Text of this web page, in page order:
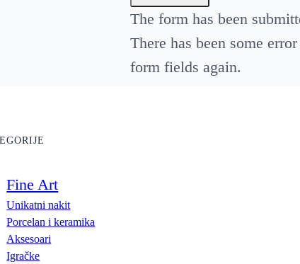
The form has been
There has been some
form fields again.
Fine Art
Unikatni nakit
Porcelan i keramika
Aksesoari
Igračke